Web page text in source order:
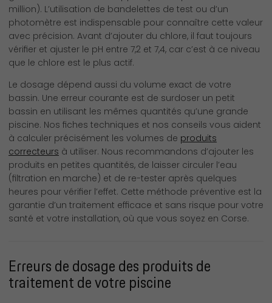
million). L’utilisation de bandelettes de test ou d’un
photomètre est indispensable pour connaître cette valeur
avec précision. Avant d’ajouter du chlore, il faut toujours
vérifier et ajuster le pH entre 7,2 et 7,4, car c’est à ce niveau
que le chlore est le plus actif.
Le dosage dépend aussi du volume exact de votre
bassin. Une erreur courante est de surdoser un petit
bassin en utilisant les mêmes quantités qu’une grande
piscine. Nos fiches techniques et nos conseils vous aident
à calculer précisément les volumes de produits
correcteurs à utiliser. Nous recommandons d’ajouter les
produits en petites quantités, de laisser circuler l’eau
(filtration en marche) et de re-tester après quelques
heures pour vérifier l’effet. Cette méthode préventive est la
garantie d’un traitement efficace et sans risque pour votre
santé et votre installation, où que vous soyez en Corse.
Erreurs de dosage des produits de
traitement de votre piscine